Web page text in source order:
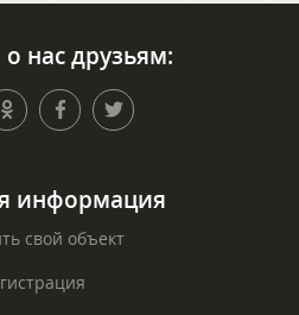
нас друзьям:
информация
свой объект